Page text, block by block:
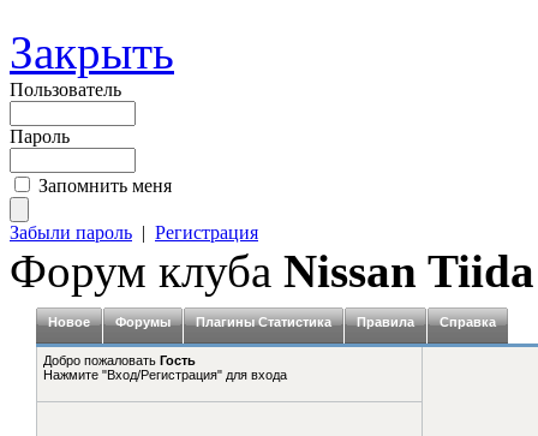
Закрыть
Пользователь
Пароль
Запомнить меня
Забыли пароль | Регистрация
Форум клуба Nissan Tiida
Новое Форумы Плагины Статистика Правила Справка
Добро пожаловать Гость
Нажмите "Вход/Регистрация" для входа